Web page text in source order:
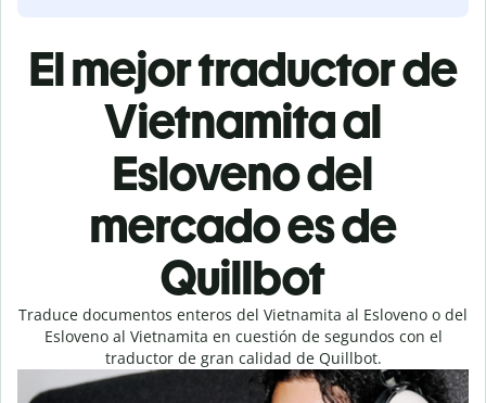
El mejor traductor de
Vietnamita al
Esloveno del
mercado es de
Quillbot
Traduce documentos enteros del Vietnamita al Esloveno o del
Esloveno al Vietnamita en cuestión de segundos con el
traductor de gran calidad de Quillbot.